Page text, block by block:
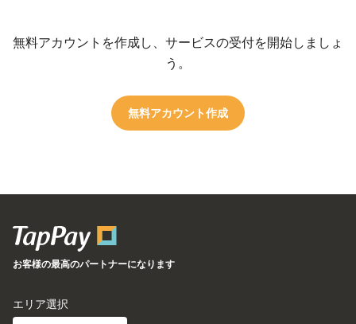
無料アカウントを作成し、サービスの受付を開始しましょ
う。​
無料アカウント作成
お客様の最高のパートナーになります
エリア選択​